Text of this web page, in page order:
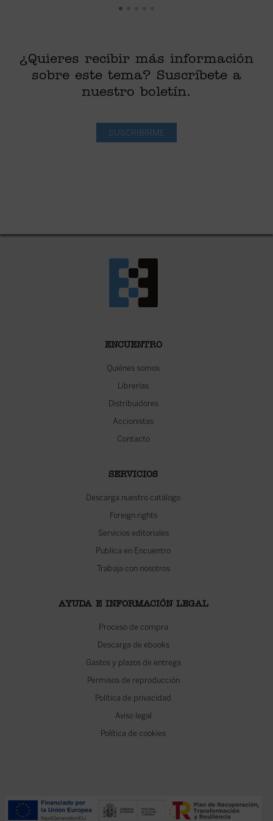
¿Quieres recibir más información
sobre este tema? Suscríbete a
nuestro boletín.
SUSCRIBIRME
ENCUENTRO
Quiénes somos
Librerías
Distribuidores
Accionistas
Contacto
SERVICIOS
Descarga nuestro catálogo
Foreign rights
Servicios editoriales
Publica en Encuentro
Trabaja con nosotros
AYUDA E INFORMACIÓN LEGAL
Proceso de compra
Descarga de ebooks
Gastos y plazos de entrega
Permisos de reproducción
Política de privacidad
Aviso legal
Política de cookies